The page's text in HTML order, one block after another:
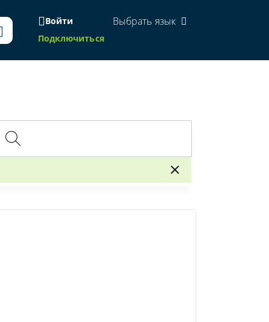
Войти
Подключиться
Выбрать язык